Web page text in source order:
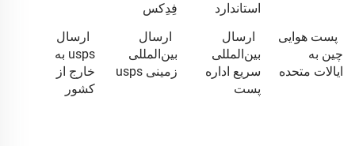
استاندارد
فِدِکس
پست هوایی
چین به
ایالات متحده
ارسال
بین‌المللی
سریع اداره
پست
ارسال
بین‌المللی
زمینی usps
ارسال
usps به
خارج از
کشور